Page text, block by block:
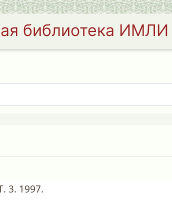
библиотека
3. 1997.